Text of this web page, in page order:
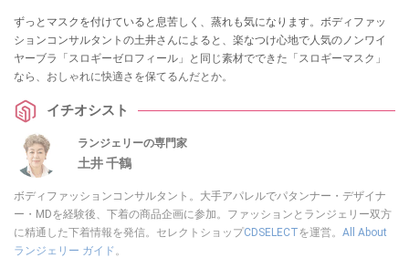
ずっとマスクを付けていると息苦しく、蒸れも気になります。ボディファッ
ションコンサルタントの土井さんによると、楽なつけ心地で人気のノンワイ
ヤーブラ「スロギーゼロフィール」と同じ素材でできた「スロギーマスク」
なら、おしゃれに快適さを保てるんだとか。
イチオシスト
ランジェリーの専門家
土井 千鶴
ボディファッションコンサルタント。大手アパレルでパタンナー・デザイナ
ー・MDを経験後、下着の商品企画に参加。ファッションとランジェリー双方
に精通した下着情報を発信。セレクトショップCDSELECTを運営。 All About
ランジェリー ガイド